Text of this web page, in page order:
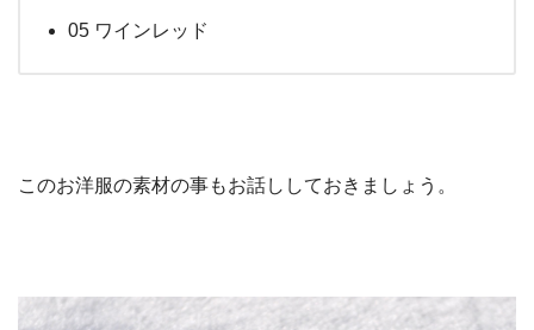
05 ワインレッド
このお洋服の素材の事もお話ししておきましょう。